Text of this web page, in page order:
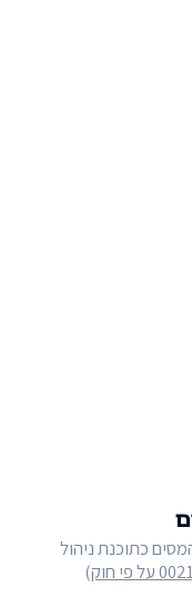
כתוכנת ניהול
)